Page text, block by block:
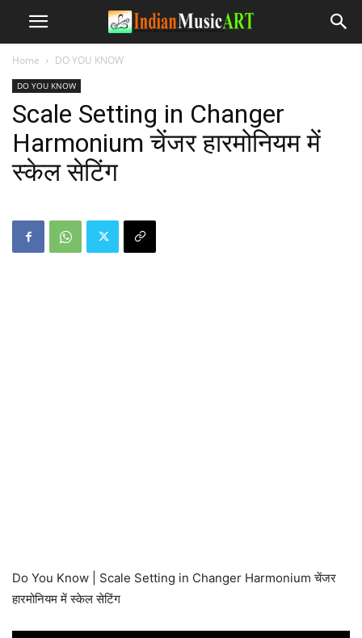
Home DO YOU KNOW
DO YOU KNOW
Scale Setting in Changer
Harmonium चेंजर हारमोनियम में
स्केल सेटिंग
Do You Know | Scale Setting in Changer Harmonium चेंजर
हारमोनियम में स्केल सेटिंग